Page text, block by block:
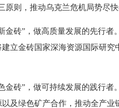
原则，推动乌克兰危机局势尽
砖”，做高质量发展的先行者
立金砖国家深海资源国际研
砖”，做可持续发展的践行者
及绿色矿产合作，推动全产业